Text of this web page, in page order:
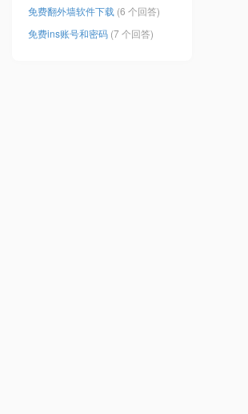
免费翻外墙软件下载 (6 个回答)
免费ins账号和密码 (7 个回答)